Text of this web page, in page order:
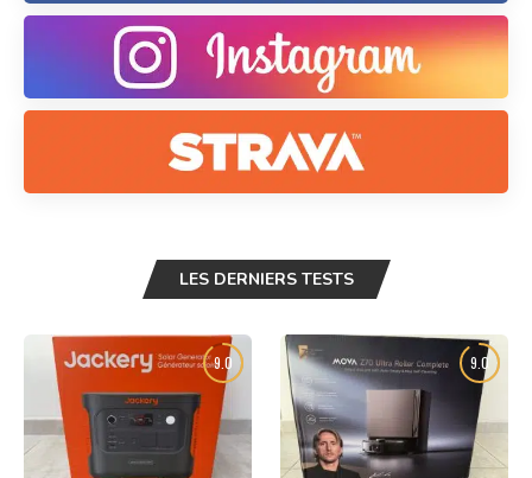
LES DERNIERS TESTS
9.0 9.0